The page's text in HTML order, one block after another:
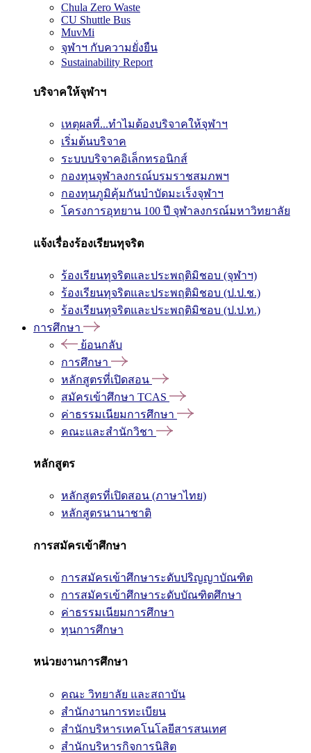
Chula Zero Waste
CU Shuttle Bus
MuvMi
จุฬาฯ กับความยั่งยืน
Sustainability Report
บริจาคให้จุฬาฯ
เหตุผลที่...ทำไมต้องบริจาคให้จุฬาฯ
เริ่มต้นบริจาค
ระบบบริจาคอิเล็กทรอนิกส์
กองทุนจุฬาลงกรณ์บรมราชสมภพฯ
กองทุนภูมิคุ้มกันบำบัดมะเร็งจุฬาฯ
โครงการอุทยาน 100 ปี จุฬาลงกรณ์มหาวิทยาลัย
แจ้งเรื่องร้องเรียนทุจริต
ร้องเรียนทุจริตและประพฤติมิชอบ (จุฬาฯ)
ร้องเรียนทุจริตและประพฤติมิชอบ (ป.ป.ช.)
ร้องเรียนทุจริตและประพฤติมิชอบ (ป.ป.ท.)
การศึกษา
ย้อนกลับ
การศึกษา
หลักสูตรที่เปิดสอน
สมัครเข้าศึกษา TCAS
ค่าธรรมเนียมการศึกษา
คณะและสำนักวิชา
หลักสูตร
หลักสูตรที่เปิดสอน (ภาษาไทย)
หลักสูตรนานาชาติ
การสมัครเข้าศึกษา
การสมัครเข้าศึกษาระดับปริญญาบัณฑิต
การสมัครเข้าศึกษาระดับบัณฑิตศึกษา
ค่าธรรมเนียมการศึกษา
ทุนการศึกษา
หน่วยงานการศึกษา
คณะ วิทยาลัย และสถาบัน
สำนักงานการทะเบียน
สำนักบริหารเทคโนโลยีสารสนเทศ
สำนักบริหารกิจการนิสิต